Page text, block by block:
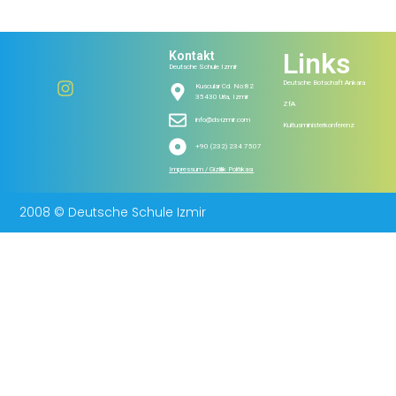
Kontakt
Deutsche Schule Izmir
Kuscular Cd. No:82
35430 Urla, Izmir
info@ds-izmir.com
+90 (232) 234 7507
Impressum / Gizlilik Politikası
Links
Deutsche Botschaft Ankara
ZfA
Kultusministerkonferenz
2008 © Deutsche Schule Izmir